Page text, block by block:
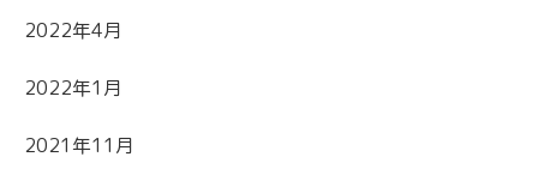
2022年4月
2022年1月
2021年11月